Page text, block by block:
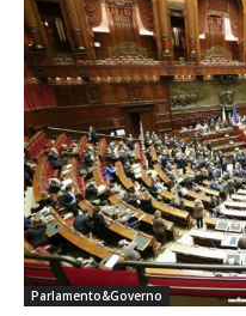
Parlamento&Governo